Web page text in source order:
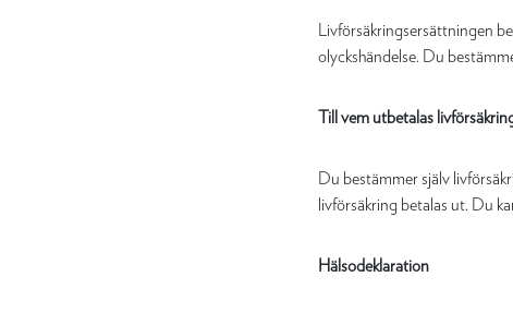
Livförsäkringsersättningen
olyckshändelse. Du
Till vem utbetalas
Du bestämmer själv
livförsäkring betalas ut. Du
Hälsodeklaration